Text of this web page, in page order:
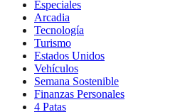
Especiales
Arcadia
Tecnología
Turismo
Estados Unidos
Vehículos
Semana Sostenible
Finanzas Personales
4 Patas